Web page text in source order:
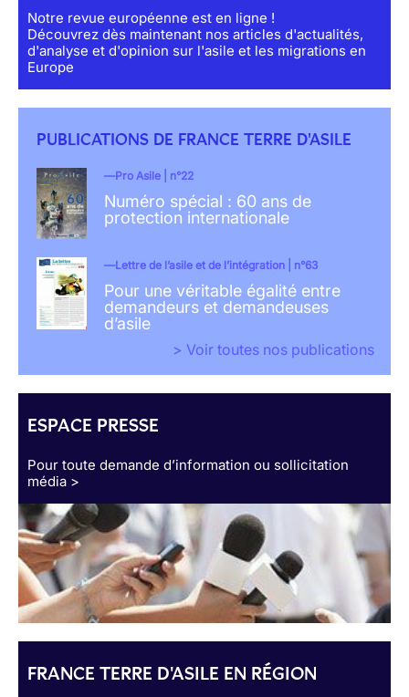
Notre revue européenne est en ligne !
Découvrez dès maintenant nos articles d'actualités,
d'analyse et d'opinion sur l'asile et les migrations en
Europe
PUBLICATIONS DE FRANCE TERRE D'ASILE
Pro Asile | n°22
Numéro spécial : 60 ans de
protection internationale
Lettre de l’asile et de l’intégration | n°63
Pour une véritable égalité entre
demandeurs et demandeuses
d’asile
> Voir toutes nos publications
ESPACE PRESSE
Pour toute demande d’information ou sollicitation
média >
FRANCE TERRE D'ASILE EN RÉGION